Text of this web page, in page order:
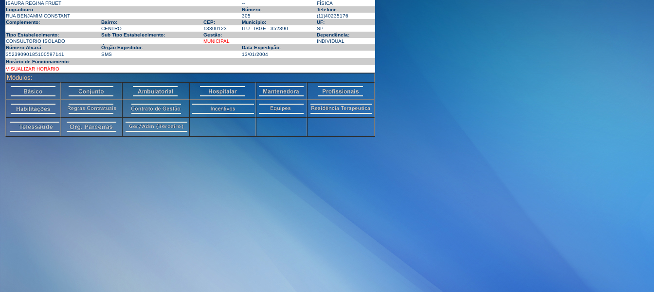
ISAURA REGINA FRUET
--
FÍSICA
Logradouro:
Número:
Telefone:
RUA BENJAMIM CONSTANT
305
(11)40235176
Complemento:
Bairro: CEP: Município:
UF:
CENTRO
13300123 ITU - IBGE - 352390
SP
Tipo Estabelecimento:
Sub Tipo Estabelecimento: Gestão:
Dependência:
CONSULTORIO ISOLADO
MUNICIPAL
INDIVIDUAL
Número Alvará:
Órgão Expedidor:
Data Expedição:
35239090185100597141
SMS
13/01/2004
Horário de Funcionamento:
VISUALIZAR HORÁRIO
Módulos: